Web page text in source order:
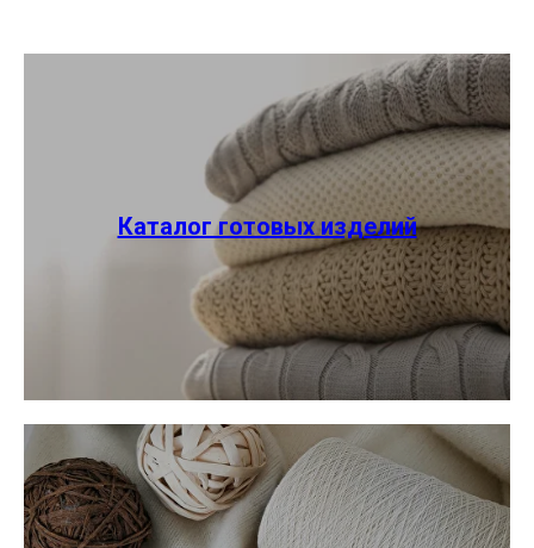
Каталог готовых изделий